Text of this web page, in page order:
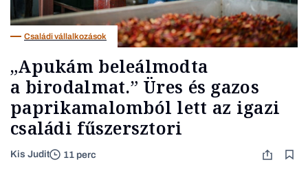
Családi vállalkozások
„Apukám beleálmodta
a birodalmat.” Üres és gazos
paprikamalomból lett az igazi
családi fűszersztori
Kis Judit 11 perc